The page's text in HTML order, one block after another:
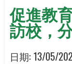
促進教
訪校，
日期: 13/05/